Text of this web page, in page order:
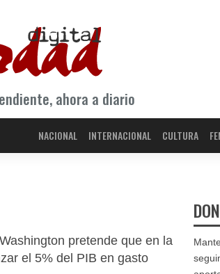
ahora a diario
NACIONAL INTERNACIONAL CULTURA
pretende que en la
el 5% del PIB en gasto